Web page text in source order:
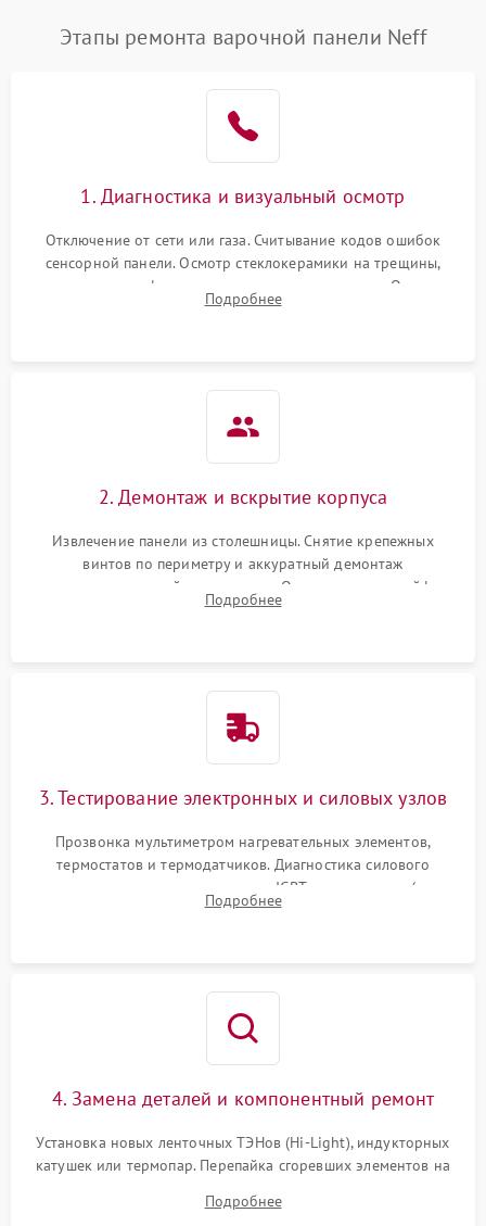
Этапы ремонта варочной панели Neff
1. Диагностика и визуальный осмотр
Отключение от сети или газа. Считывание кодов ошибок
сенсорной панели. Осмотр стеклокерамики на трещины,
проверка конфорок на равномерность нагрева. Опрос
клиента о симптомах (не включается, не видит посуду,
Подробнее
2. Демонтаж и вскрытие корпуса
Извлечение панели из столешницы. Снятие крепежных
винтов по периметру и аккуратный демонтаж
стеклокерамической поверхности. Отсоединение шлейфов
сенсорного блока для доступа к силовым платам, катушкам
Подробнее
3. Тестирование электронных и силовых узлов
Прозвонка мультиметром нагревательных элементов,
термостатов и термодатчиков. Диагностика силового
модуля, реле, диодных мостов и IGBT-транзисторов (для
индукции). Проверка кранов и газ-контроля (для газовых
Подробнее
4. Замена деталей и компонентный ремонт
Установка новых ленточных ТЭНов (Hi-Light), индукторных
катушек или термопар. Перепайка сгоревших элементов на
дорожек. Очистка контактов и замена поврежденной
Подробнее